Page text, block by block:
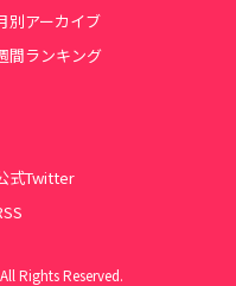
別アーカイブ
間ランキング
式Twitter
Rights Reserved.